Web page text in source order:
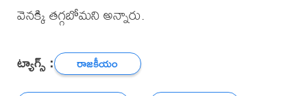
వెనక్కి తగ్గబోమని అన్నారు.
ట్యాగ్స్ :
రాజకీయం